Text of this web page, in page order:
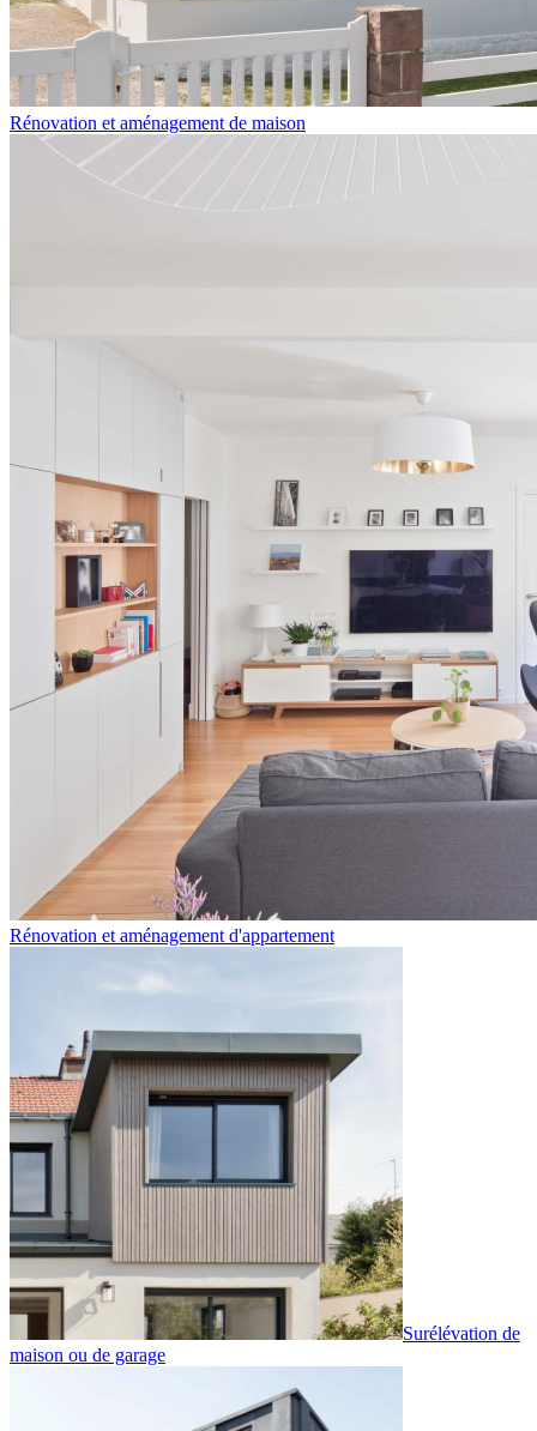
Rénovation et aménagement de maison
Rénovation et aménagement d'appartement
Surélévation de
maison ou de garage